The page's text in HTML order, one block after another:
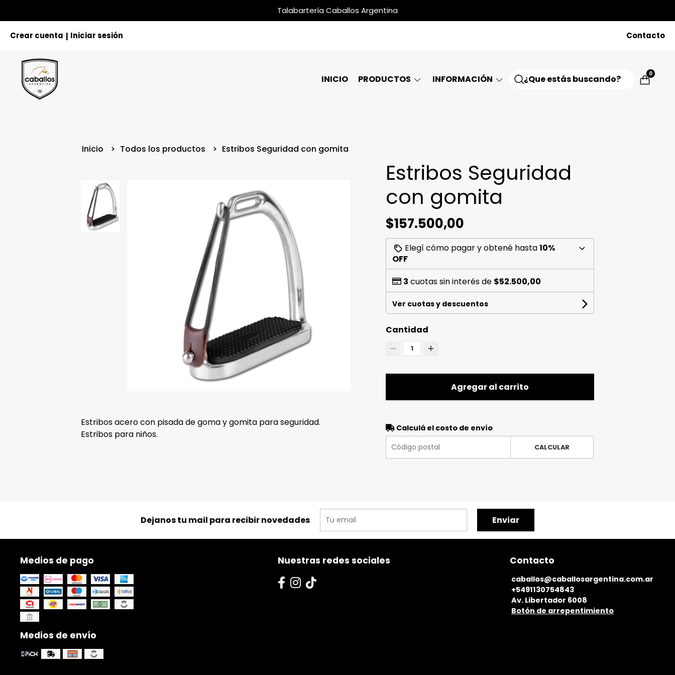
Talabartería Caballos Argentina
Crear cuenta Iniciar sesión Contacto
INICIO PRODUCTOS INFORMACIÓN 0
Inicio Todos los productos Estribos Seguridad con gomita
Estribos acero con pisada de goma y gomita para seguridad.
Estribos para niños.
Estribos Seguridad
con gomita
$157.500,00
Elegí cómo pagar y obtené hasta10%
OFF
3 cuotas sin interés de $52.500,00
Ver cuotas y descuentos
Cantidad
1
Agregar al carrito
Calculá el costo de envío
CALCULAR
Dejanos tu mail para recibir novedades Enviar
Medios de pago
Medios de envío
Nuestras redes sociales Contacto
caballos@caballosargentina.com.ar
+5491130754843
Av. Libertador 6008
Botón de arrepentimiento